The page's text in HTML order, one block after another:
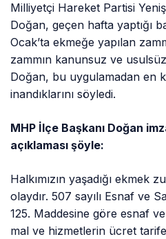
Milliyetçi Hareket Partisi
Doğan, geçen hafta yaptığı
Ocak’ta ekmeğe yapılan
zammın kanunsuz ve
Doğan, bu uygulamadan en
inandıklarını söyledi.
MHP İlçe Başkanı Doğan
açıklaması şöyle:
Halkımızın yaşadığı ekmek
olaydır. 507 sayılı Esnaf ve
125. Maddesine göre esnaf
mal ve hizmetlerin ücret